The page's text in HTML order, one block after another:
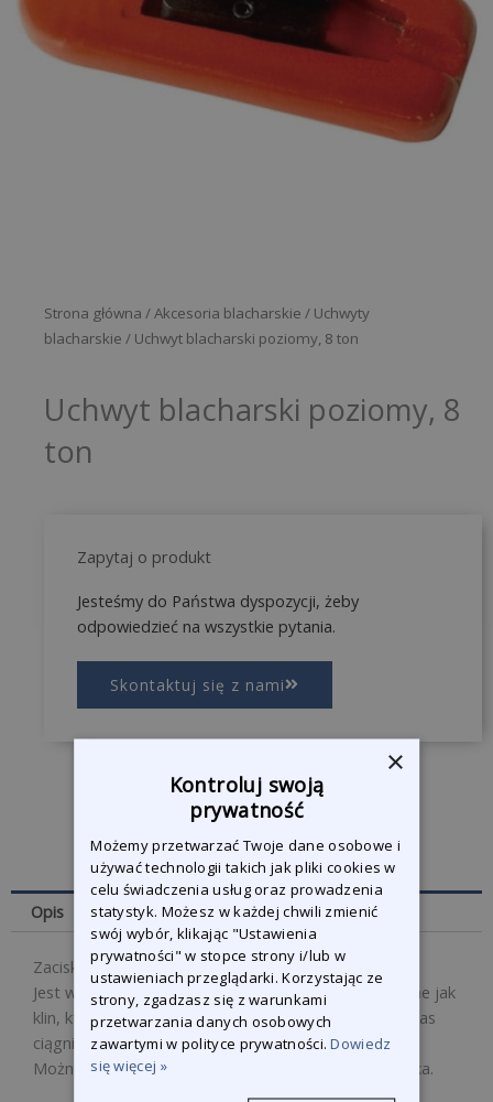
Strona główna /Akcesoria blacharskie / Uchwyty
blacharskie / Uchwyt blacharski poziomy, 8 ton
Uchwyt blacharski poziomy, 8
ton
Zapytaj o produkt
Jesteśmy do Państwa dyspozycji, żeby
odpowiedzieć na wszystkie pytania.
Skontaktuj się z nami
Opis
Zacisk do poziomych pociągnięć.
Jest wyposażony w 2 szczęki chwytające, zmontowane jak
klin, które automatycznie blokują się na progu podczas
ciągnięcia.
Można go szybko nałożyć i usunąć uderzeniem młotka.
×
Kontroluj swoją
prywatność
Możemy przetwarzać Twoje dane osobowe i
używać technologii takich jak pliki cookies w
celu świadczenia usług oraz prowadzenia
statystyk. Możesz w każdej chwili zmienić
swój wybór, klikając "Ustawienia
prywatności" w stopce strony i/lub w
ustawieniach przeglądarki. Korzystając ze
strony, zgadzasz się z warunkami
przetwarzania danych osobowych
zawartymi w polityce prywatności.Dowiedz
się więcej »